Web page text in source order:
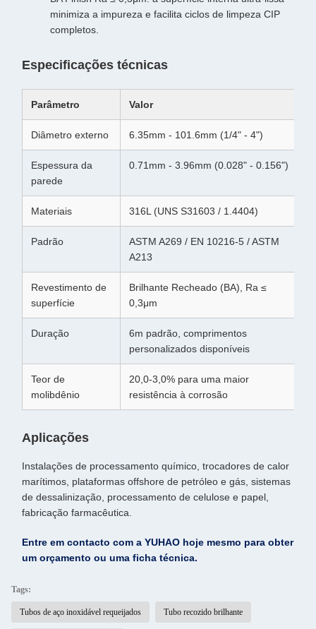
minimiza a impureza e facilita ciclos de limpeza CIP
completos.
Especificações técnicas
Parâmetro Valor
Diâmetro externo 6.35mm - 101.6mm (1/4" - 4")
Espessura da
parede
0.71mm - 3.96mm (0.028" - 0.156")
Materiais 316L (UNS S31603 / 1.4404)
Padrão
ASTM A269 / EN 10216-5 / ASTM
A213
Revestimento de
superfície
Brilhante Recheado (BA), Ra ≤
0,3μm
Duração
6m padrão, comprimentos
personalizados disponíveis
Teor de
molibdênio
20,0-3,0% para uma maior
resistência à corrosão
Aplicações
Instalações de processamento químico, trocadores de calor
marítimos, plataformas offshore de petróleo e gás, sistemas
de dessalinização, processamento de celulose e papel,
fabricação farmacêutica.
Entre em contacto com a YUHAO hoje mesmo para obter
um orçamento ou uma ficha técnica.
Tags:
Tubos de aço inoxidável requeijados Tubo recozido brilhante